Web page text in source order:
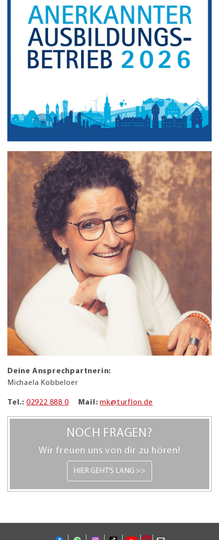
Deine Ansprechpartnerin:
Michaela Kobbeloer
Tel.: 02922 888 0 Mail: mk@turflon.de
NOCH FRAGEN?
Wir freuen uns von dir zu hören!
HIER GEHT'S LANG >>